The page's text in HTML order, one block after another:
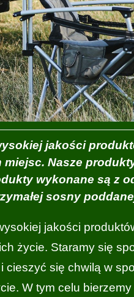
jakości
Nasze
wykonane są z
sosny
jakości
życie. Staramy się
się chwilą w
W tym celu